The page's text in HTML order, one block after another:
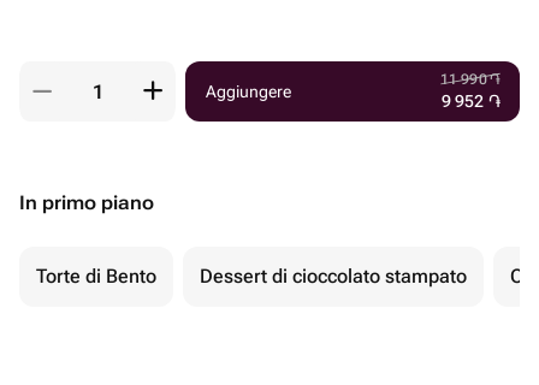
Aggiungere
11 990֏
9 952 ֏
In primo piano
Torte di Bento Dessert di cioccolato stampato